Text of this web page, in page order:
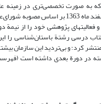
که به صورت تخصصی‌تری در زمینه
می‌کند در اسفند ماه 1363 بر اساس
درسی رشتة باستان‌شناسی را
و منتشر کرد؛ و بی‌تردید این سازمان
در دورة بعدی داشته است